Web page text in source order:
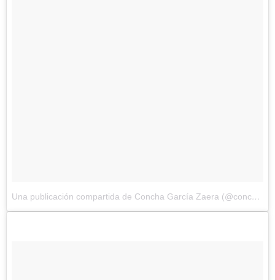
Una publicación compartida de Concha García Zaera (@conchagzaera)